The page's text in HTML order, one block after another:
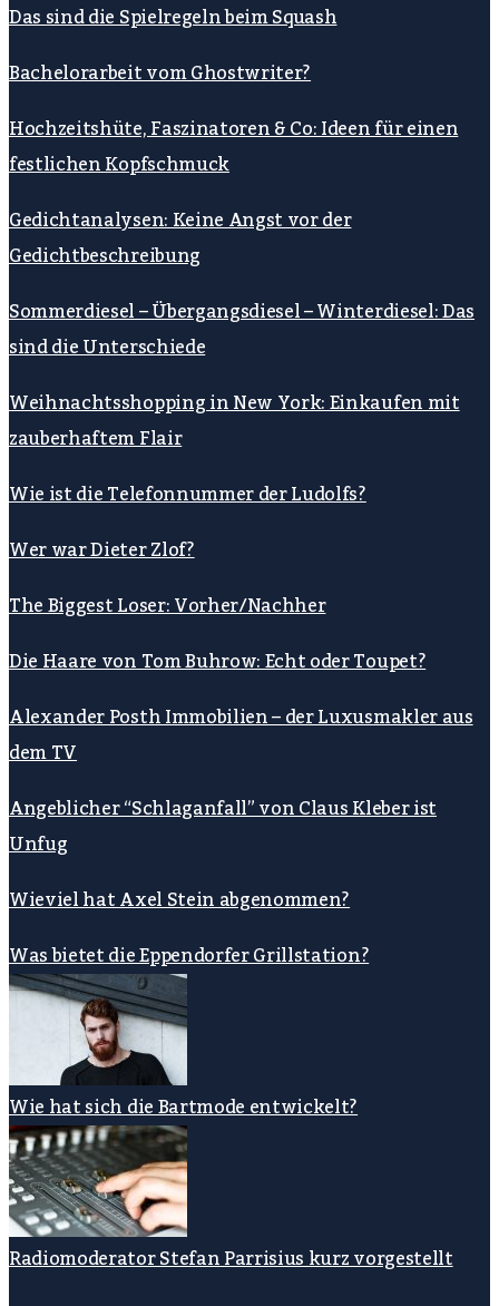
Das sind die Spielregeln beim Squash
Bachelorarbeit vom Ghostwriter?
Hochzeitshüte, Faszinatoren & Co: Ideen für einen
festlichen Kopfschmuck
Gedichtanalysen: Keine Angst vor der
Gedichtbeschreibung
Sommerdiesel – Übergangsdiesel – Winterdiesel: Das
sind die Unterschiede
Weihnachtsshopping in New York: Einkaufen mit
zauberhaftem Flair
Wie ist die Telefonnummer der Ludolfs?
Wer war Dieter Zlof?
The Biggest Loser: Vorher/Nachher
Die Haare von Tom Buhrow: Echt oder Toupet?
Alexander Posth Immobilien – der Luxusmakler aus
dem TV
Angeblicher “Schlaganfall” von Claus Kleber ist
Unfug
Wieviel hat Axel Stein abgenommen?
Was bietet die Eppendorfer Grillstation?
Wie hat sich die Bartmode entwickelt?
Radiomoderator Stefan Parrisius kurz vorgestellt